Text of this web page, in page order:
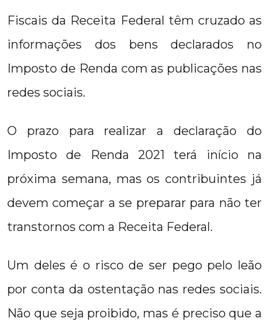
Fiscais da Receita Federal têm cruzado as
informações dos bens declarados no
Imposto de Renda com as publicações nas
redes sociais.
O prazo para realizar a declaração do
Imposto de Renda 2021 terá início na
próxima semana, mas os contribuintes já
devem começar a se preparar para não ter
transtornos com a Receita Federal.
Um deles é o risco de ser pego pelo leão
por conta da ostentação nas redes sociais.
Não que seja proibido, mas é preciso que a